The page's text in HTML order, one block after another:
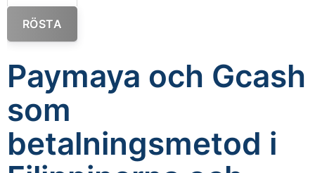
RÖSTA
Paymaya och Gcash
som
betalningsmetod i